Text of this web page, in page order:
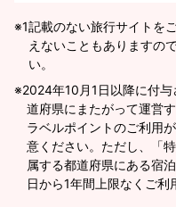
※1記載のない旅行サイトを
えないこともありますの
い。
2024年10月1日以降に付
道府県にまたがって運営
ラベルポイントのご利用
意ください。ただし、「
属する都道府県にある宿
日から1年間上限なくご利